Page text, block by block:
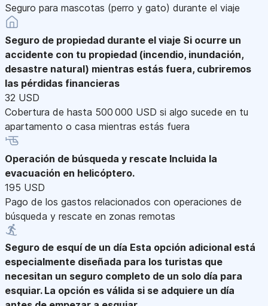
Seguro para mascotas (perro y gato) durante el viaje
Seguro de propiedad durante el viaje Si ocurre un
accidente con tu propiedad (incendio, inundación,
desastre natural) mientras estás fuera, cubriremos
las pérdidas financieras
32 USD
Cobertura de hasta 500 000 USD si algo sucede en tu
apartamento o casa mientras estás fuera
Operación de búsqueda y rescate Incluida la
evacuación en helicóptero.
195 USD
Pago de los gastos relacionados con operaciones de
búsqueda y rescate en zonas remotas
Seguro de esquí de un día Esta opción adicional está
especialmente diseñada para los turistas que
necesitan un seguro completo de un solo día para
esquiar. La opción es válida si se adquiere un día